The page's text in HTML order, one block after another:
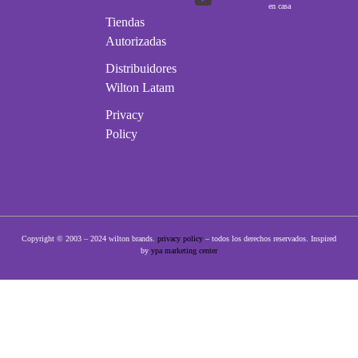
Tiendas
Autorizadas
Distribuidores
Wilton Latam
Privacy
Policy
en casa
Copyright © 2003 – 2024 wilton brands. privacy policy – todos los derechos reservados. Inspired
by ypa marketing center